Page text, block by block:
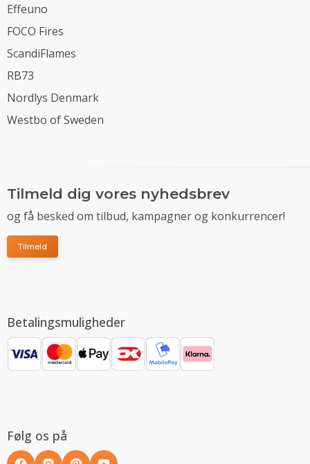
Effeuno
FOCO Fires
ScandiFlames
RB73
Nordlys Denmark
Westbo of Sweden
Tilmeld dig vores nyhedsbrev
og få besked om tilbud, kampagner og konkurrencer!
Tilmeld
Betalingsmuligheder
Følg os på